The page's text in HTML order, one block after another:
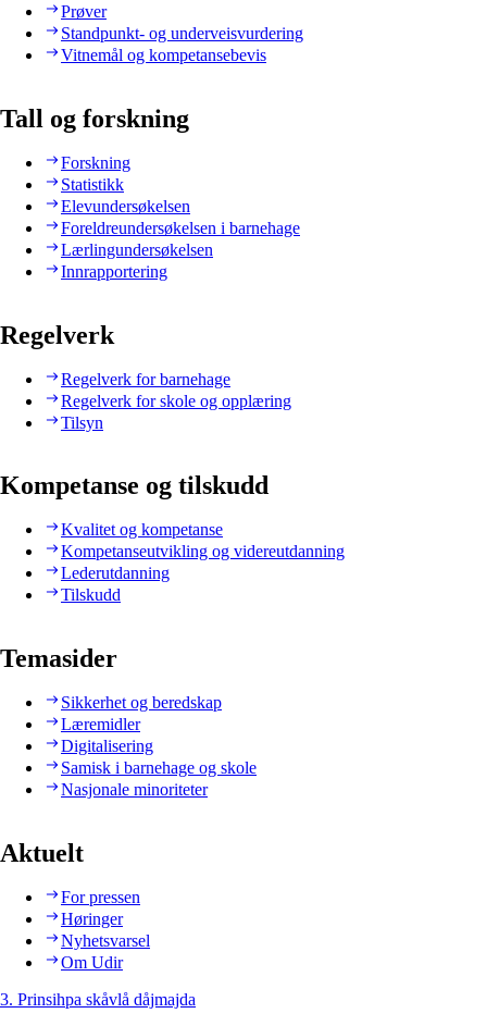
Prøver
Standpunkt- og underveisvurdering
Vitnemål og kompetansebevis
Tall og forskning
Forskning
Statistikk
Elevundersøkelsen
Foreldreundersøkelsen i barnehage
Lærlingundersøkelsen
Innrapportering
Regelverk
Regelverk for barnehage
Regelverk for skole og opplæring
Tilsyn
Kompetanse og tilskudd
Kvalitet og kompetanse
Kompetanseutvikling og videreutdanning
Lederutdanning
Tilskudd
Temasider
Sikkerhet og beredskap
Læremidler
Digitalisering
Samisk i barnehage og skole
Nasjonale minoriteter
Aktuelt
For pressen
Høringer
Nyhetsvarsel
Om Udir
3. Prinsihpa skåvlå dåjmajda